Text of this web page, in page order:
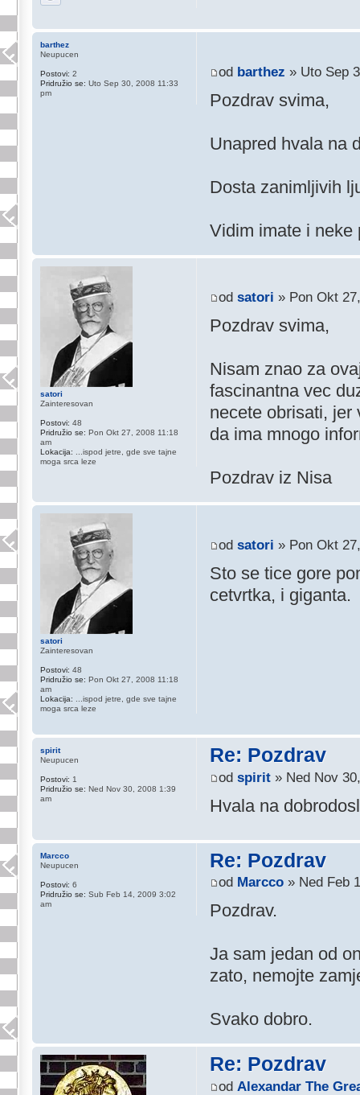
od barthez » Uto Sep
Pozdrav svima,
Unapred hvala na
Dosta zanimljivih
Vidim imate i neke
barthez
Neupucen
Postovi: 2
Pridružio se: Uto Sep 30, 2008 11:33
pm
odsatori » Pon Okt
Pozdrav svima,
Nisam znao za
fascinantna vec
necete obrisati, jer
da ima mnogo
Pozdrav iz Nisa
satori
Zainteresovan
Postovi: 48
Pridružio se: Pon Okt 27, 2008 11:18
am
Lokacija: ...ispod jetre, gde sve tajne
moga srca leze
odsatori » Pon Okt
Sto se tice gore
cetvrtka, i giganta.
satori
Zainteresovan
Postovi: 48
Pridružio se: Pon Okt 27, 2008 11:18
am
Lokacija: ...ispod jetre, gde sve tajne
moga srca leze
Re: Pozdrav
odspirit » Ned Nov
Hvala na
spirit
Neupucen
Postovi: 1
Pridružio se: Ned Nov 30, 2008 1:39
am
Re: Pozdrav
od Marcco » Ned Feb
Pozdrav.
Ja sam jedan od
zato, nemojte
Svako dobro.
Marcco
Neupucen
Postovi: 6
Pridružio se: Sub Feb 14, 2009 3:02
am
Re: Pozdrav
od Alexandar The